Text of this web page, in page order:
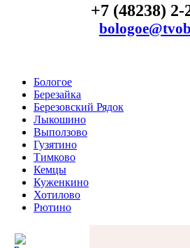
+7 (48238) 2-
Бологое
Березайка
Березовский Рядок
Лыкошино
Выползово
Гузятино
Тимково
Кемцы
Куженкино
Хотилово
Рютино